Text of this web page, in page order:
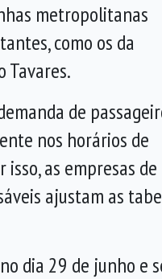
metropolitanas
como os da
Tavares.
de
nos horários de
isso, as empresas de
ajustam as
dia 29 de junho e